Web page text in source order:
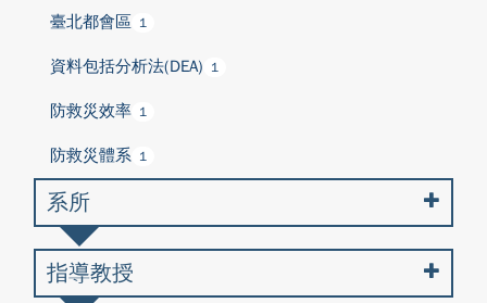
臺北都會區 1
資料包括分析法(DEA) 1
防救災效率 1
防救災體系 1
系所
指導教授